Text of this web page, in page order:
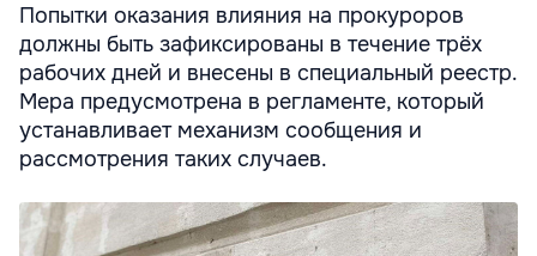
Попытки оказания влияния на прокуроров
должны быть зафиксированы в течение трёх
рабочих дней и внесены в специальный реестр.
Мера предусмотрена в регламенте, который
устанавливает механизм сообщения и
рассмотрения таких случаев.